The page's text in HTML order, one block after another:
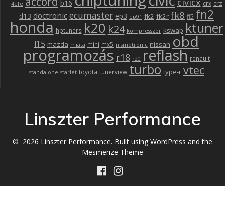
4efe b16 crx crz
d13 doctronicecumaster ep3 ep91 fk2 fk2r fk8 fl5 fn2
honda hptuners k20 k24 kompresszor kswap ktuner
l15 mazda miata mini mx5 nismotronic nissan obd
programozás r18 r20 reflash renault
standalone starlet toyota tunerview turbo type-r vtec
Linszter Performance
© 2026 Linszter Performance. Built using WordPress and the
Mesmerize Theme